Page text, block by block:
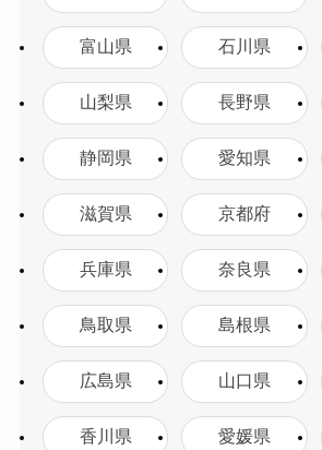
富山県 石川県
山梨県 長野県
静岡県 愛知県
滋賀県 京都府
兵庫県 奈良県
鳥取県 島根県
広島県 山口県
香川県 愛媛県